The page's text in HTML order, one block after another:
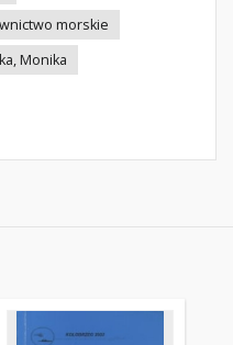
morskie
Monika